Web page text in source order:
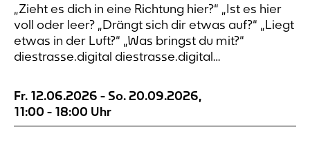
„Zieht es dich in eine Richtung hier?“ „Ist es hier
voll oder leer? „Drängt sich dir etwas auf?“ „Liegt
etwas in der Luft?“ „Was bringst du mit?“
diestrasse.digital diestrasse.digital
Straße An sieben Orten rund um den
Dortmunder Wall lässt sich Wahrnehmung
notieren. Die Orte sind nach alten Postkarten
Fr. 12.06.2026 - So. 20.09.2026,
11:00 - 18:00 Uhr